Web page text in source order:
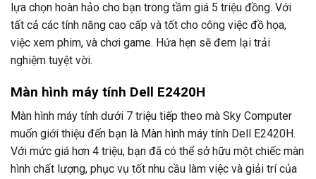
lựa chọn hoàn hảo cho bạn trong tầm giá 5 triệu đồng. Với
tất cả các tính năng cao cấp và tốt cho công việc đồ họa,
việc xem phim, và chơi game. Hứa hẹn sẽ đem lại trải
nghiệm tuyệt vời.
Màn hình máy tính Dell E2420H
Màn hình máy tính dưới 7 triệu tiếp theo mà Sky Computer
muốn giới thiệu đến bạn là Màn hình máy tính Dell E2420H.
Với mức giá hơn 4 triệu, bạn đã có thể sở hữu một chiếc màn
hình chất lượng, phục vụ tốt nhu cầu làm việc và giải trí của